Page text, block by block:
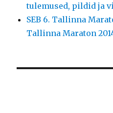
tulemused, pildid ja
SEB 6. Tallinna
Tallinna Maraton